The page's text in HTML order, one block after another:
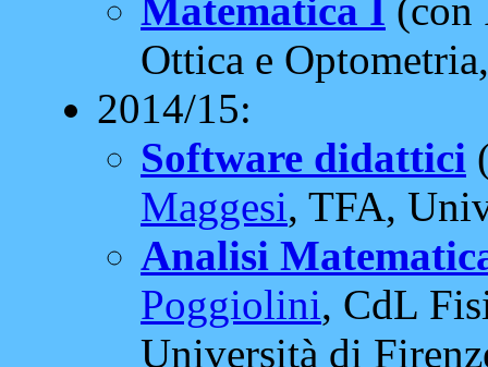
Matematica I (con
Ottica e
2014/15:
Software didattici
Maggesi, TFA,
Analisi
Poggiolini, CdL
Università di